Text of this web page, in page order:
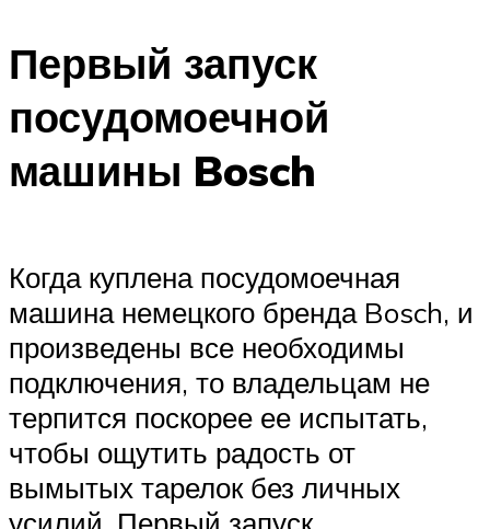
Первый запуск
посудомоечной
машины Bosch
Когда куплена посудомоечная
машина немецкого бренда Bosch, и
произведены все необходимы
подключения, то владельцам не
терпится поскорее ее испытать,
чтобы ощутить радость от
вымытых тарелок без личных